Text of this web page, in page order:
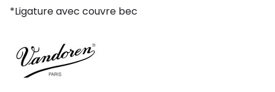
era:
77,00€.
es:
69,00€.
*Ligature avec couvre bec